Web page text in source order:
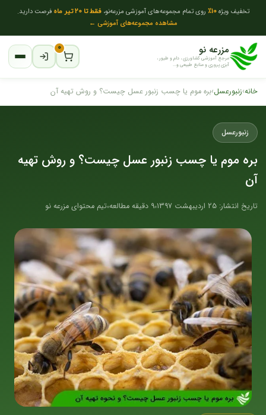
تخفیف ویژه10٪ روی تمام مجموعه‌های آموزشی مزرعه‌نو،فقط تا 20 تیر ماه
فرصت دارید.
مشاهده مجموعه‌های آموزشی ←
مزرعه نو
مرجع آموزشی کشاورزی ، دام و طیور ،
آبزی پروری و منابع طبیعی و...
۰
خانه›زنبور‌عسل›بره موم یا چسب زنبور عسل چیست؟ و روش تهیه آن
زنبور‌عسل
بره موم یا چسب زنبور عسل چیست؟ و روش تهیه
آن
تاریخ انتشار: 25 اردیبهشت 1397 9 دقیقه مطالعه تیم محتوای مزرعه نو